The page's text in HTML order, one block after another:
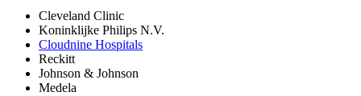
Cleveland Clinic
Koninklijke Philips N.V.
Cloudnine Hospitals
Reckitt
Johnson & Johnson
Medela